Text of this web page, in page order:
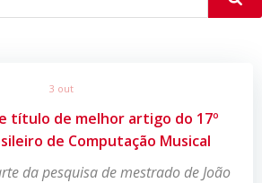
3 out
título de melhor artigo do 17º
de Computação Musical
da pesquisa de mestrado de João